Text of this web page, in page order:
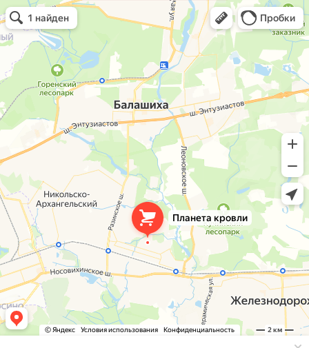
Планета кровли
Кровля и кровельные материалы в Балашихе
Окна в Балашихе